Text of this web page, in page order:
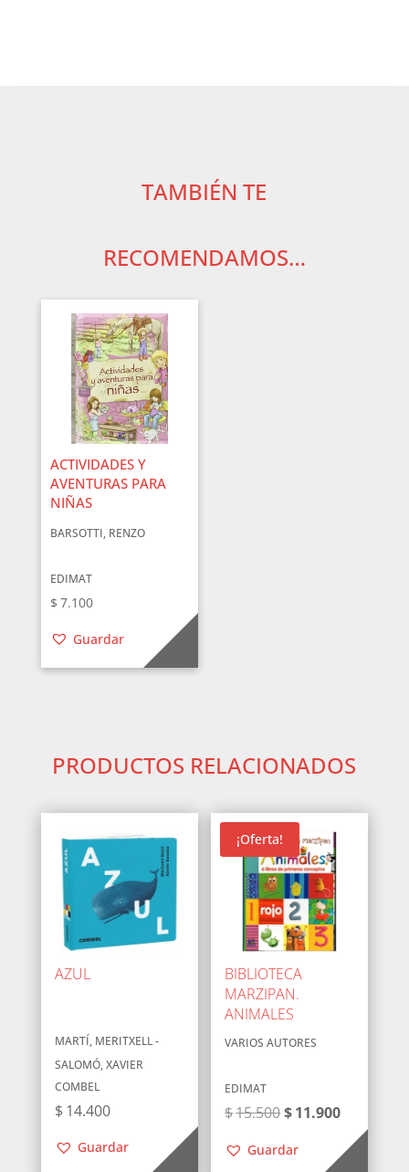
TAMBIÉN TE
RECOMENDAMOS…
ACTIVIDADES Y
AVENTURAS PARA
NIÑAS
BARSOTTI, RENZO
EDIMAT
$ 7.100
Guardar
PRODUCTOS RELACIONADOS
AZUL
MARTÍ, MERITXELL -
SALOMÓ, XAVIER
COMBEL
$ 14.400
Guardar
¡Oferta!
BIBLIOTECA
MARZIPAN.
ANIMALES
VARIOS AUTORES
EDIMAT
$15.500El
original
$11.900El
precio
actual
Guardar